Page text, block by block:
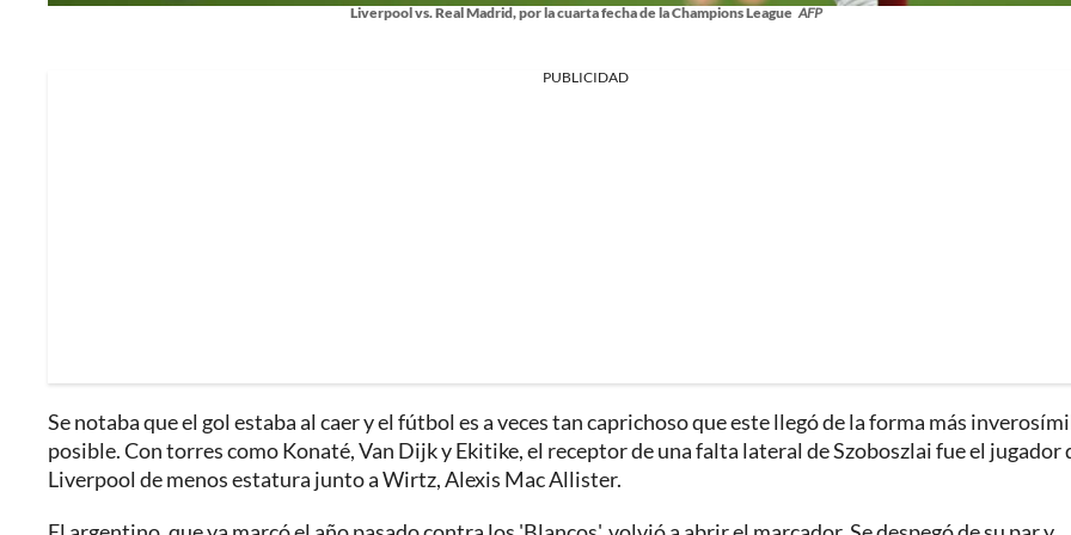
Liverpool vs. Real Madrid, por la cuarta fecha de la Champions League AFP
PUBLICIDAD
Se notaba que el gol estaba al caer y el fútbol es a veces tan caprichoso que este llegó de la forma más
posible. Con torres como Konaté, Van Dijk y Ekitike, el receptor de una falta lateral de Szoboszlai fue el jugador
Liverpool de menos estatura junto a Wirtz, Alexis Mac Allister.